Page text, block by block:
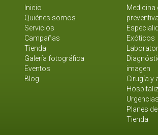
Inicio
Quiénes somos
Servicios
Campañas
Tienda
Galería fotográfica
Eventos
Blog
Medicina
preventiva
Exóticos
imagen
Cirugía y
Urgencias
Planes
Tienda